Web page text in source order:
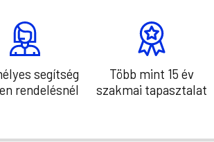
segítség
rendelésnél
Több mint 15 év
szakmai tapasztalat